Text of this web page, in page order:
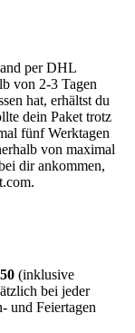
per DHL
von 2-3 Tagen
hat, erhältst du
dein Paket trotz
fünf Werktagen
von maximal
dir ankommen,
.
(inklusive
bei jeder
und Feiertagen